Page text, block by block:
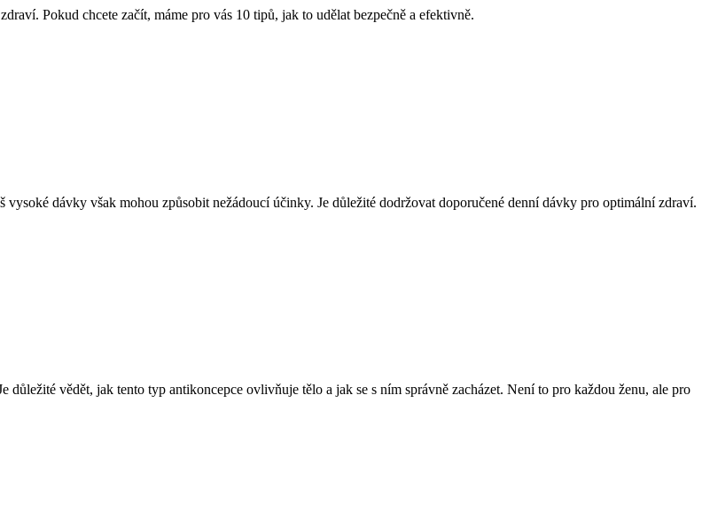
Pokud chcete začít, máme pro vás 10 tipů, jak to udělat bezpečně a efektivně.
dávky však mohou způsobit nežádoucí účinky. Je důležité dodržovat doporučené denní dávky pro optimální zdraví.
důležité vědět, jak tento typ antikoncepce ovlivňuje tělo a jak se s ním správně zacházet. Není to pro každou ženu, ale pro